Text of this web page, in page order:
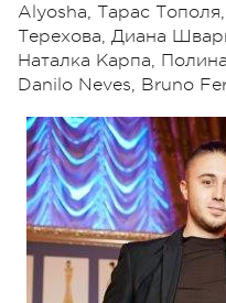
Alyosha, Тарас
Терехова, Диана
Наталка Карпа,
Danilo Neves, Bruno